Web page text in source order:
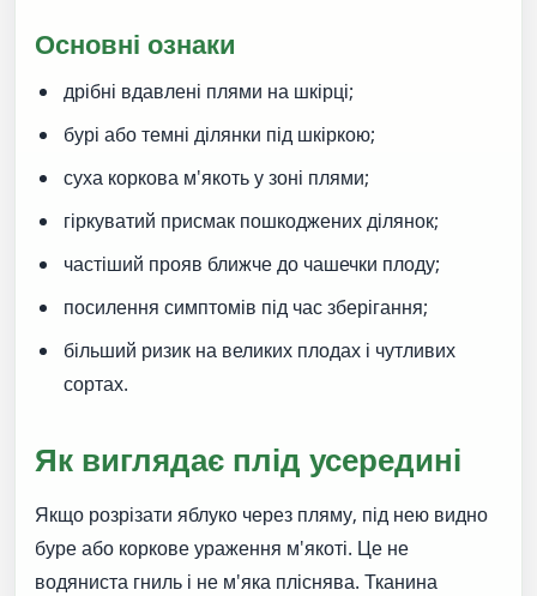
Основні ознаки
дрібні вдавлені плями на шкірці;
бурі або темні ділянки під шкіркою;
суха коркова м'якоть у зоні плями;
гіркуватий присмак пошкоджених ділянок;
частіший прояв ближче до чашечки плоду;
посилення симптомів під час зберігання;
більший ризик на великих плодах і чутливих
сортах.
Як виглядає плід усередині
Якщо розрізати яблуко через пляму, під нею видно
буре або коркове ураження м'якоті. Це не
водяниста гниль і не м'яка пліснява. Тканина